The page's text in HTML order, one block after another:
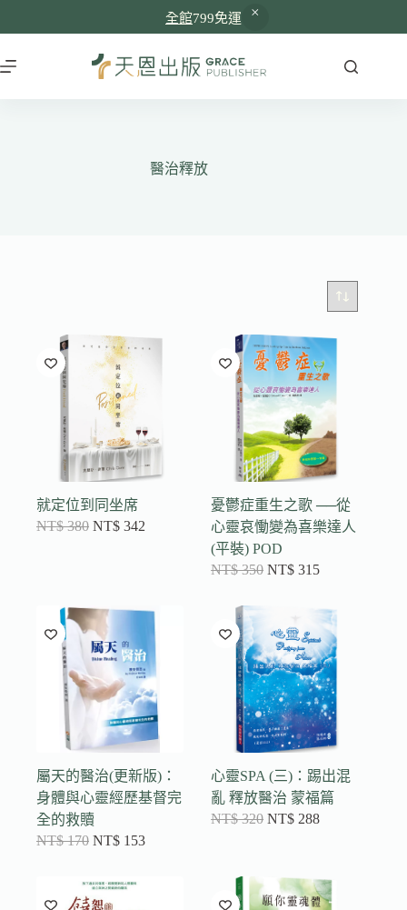
全館799免運
至
醫治釋放
就定位到同坐席
NT$380 NT$ 342
憂鬱症重生之歌 ──從
心靈哀慟變為喜樂達人
(平裝) POD
NT$350 NT$ 315
屬天的醫治(更新版)：
身體與心靈經歷基督完
全的救贖
NT$170 NT$ 153
心靈SPA (三)：踢出混
亂 釋放醫治 蒙福篇
NT$320 NT$ 288